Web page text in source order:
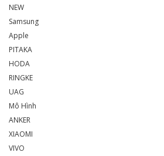
NEW
Samsung
Apple
PITAKA
HODA
RINGKE
UAG
Mô Hình
ANKER
XIAOMI
VIVO